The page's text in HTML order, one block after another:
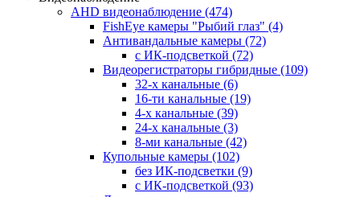
AHD видеонаблюдение (474)
FishEye камеры "Рыбий глаз" (4)
Антивандальные камеры (72)
с ИК-подсветкой (72)
Видеорегистраторы гибридные (109)
32-х канальные (6)
16-ти канальные (19)
4-х канальные (39)
24-х канальные (3)
8-ми канальные (42)
Купольные камеры (102)
без ИК-подсветки (9)
с ИК-подсветкой (93)